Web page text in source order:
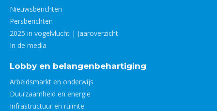
Nieuwsberichten
Persberichten
2025 in vogelvlucht | Jaaroverzicht
In de media
Lobby en belangenbehartiging
Arbeidsmarkt en onderwijs
Duurzaamheid en energie
Infrastructuur en ruimte